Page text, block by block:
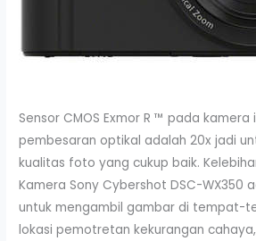
Sensor CMOS Exmor R ™ pada
pembesaran optikal adalah 20x jadi
kualitas foto yang cukup baik.
Kamera Sony Cybershot DSC-WX350
untuk mengambil gambar di tempat-
lokasi pemotretan kekurangan